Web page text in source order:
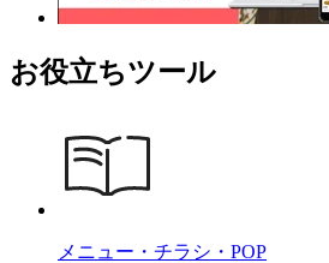
お役立ちツール
メニュー・チラシ・POP